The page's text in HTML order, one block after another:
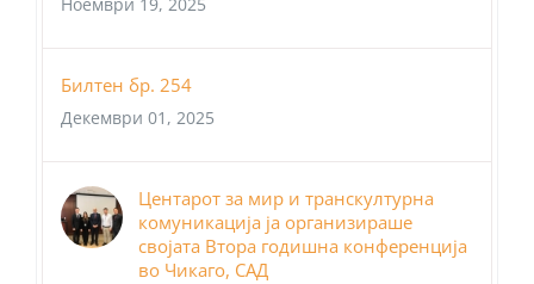
Ноември 19, 2025
Билтен бр. 254
Декември 01, 2025
Центарот за мир и транскултурна
комуникација ја организираше
својата Втора годишна конференција
во Чикаго, САД